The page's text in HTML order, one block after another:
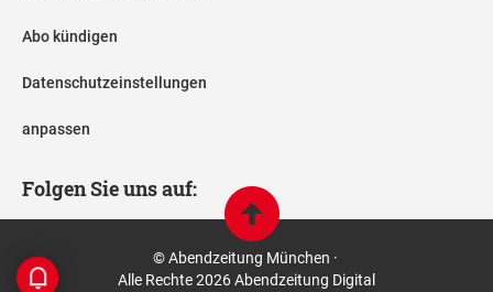
Abo kündigen
Datenschutzeinstellungen
anpassen
Folgen Sie uns auf:
© Abendzeitung München ·
Alle Rechte 2026 Abendzeitung Digital